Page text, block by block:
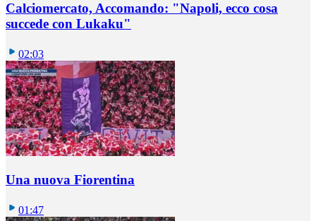
Calciomercato, Accomando: "Napoli, ecco cosa
succede con Lukaku"
02:03
Una nuova Fiorentina
01:47